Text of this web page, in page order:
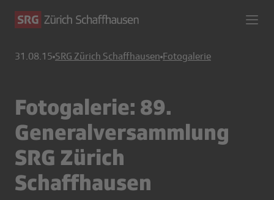
31.08.15 SRG Zürich Schaffhausen Fotogalerie
Fotogalerie: 89.
Generalversammlung
SRG Zürich
Schaffhausen